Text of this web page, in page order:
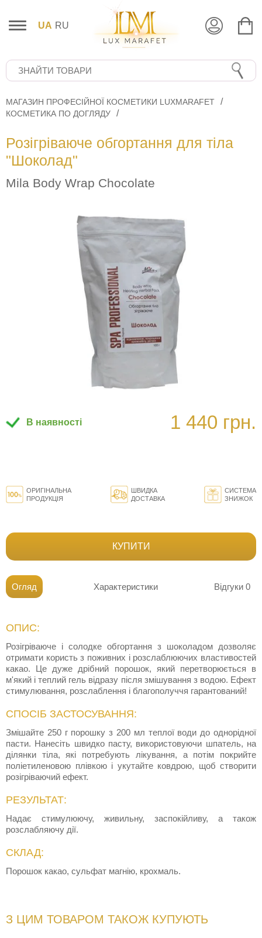
UA RU
МАГАЗИН ПРОФЕСІЙНОЇ КОСМЕТИКИ LUXMARAFET
КОСМЕТИКА ПО ДОГЛЯДУ
Розігріваюче обгортання для тіла
"Шоколад"
Mila Body Wrap Chocolate
В наявності 1 440 грн.
ОРИГІНАЛЬНА
ПРОДУКЦІЯ
ШВИДКА
ДОСТАВКА
СИСТЕМА
ЗНИЖОК
КУПИТИ
Огляд Характеристики Відгуки 0
ОПИС:
Розігріваюче і солодке обгортання з шоколадом дозволяє
отримати користь з поживних і розслаблюючих властивостей
какао. Це дуже дрібний порошок, який перетворюється в
м'який і теплий гель відразу після змішування з водою. Ефект
стимулювання, розслаблення і благополуччя гарантований!
СПОСІБ ЗАСТОСУВАННЯ:
Змішайте 250 г порошку з 200 мл теплої води до однорідної
пасти. Нанесіть швидко пасту, використовуючи шпатель, на
ділянки тіла, які потребують лікування, а потім покрийте
поліетиленовою плівкою і укутайте ковдрою, щоб створити
розігріваючий ефект.
РЕЗУЛЬТАТ:
Надає стимулюючу, живильну, заспокійливу, а також
розслабляючу дії.
СКЛАД:
Порошок какао, сульфат магнію, крохмаль.
З ЦИМ ТОВАРОМ ТАКОЖ КУПУЮТЬ